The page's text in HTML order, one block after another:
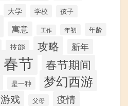
大学 学校 孩子
寓意 工作 年初 年龄
技能 攻略 新年
春节 春节期间
是一种 梦幻西游
游戏 父母 疫情